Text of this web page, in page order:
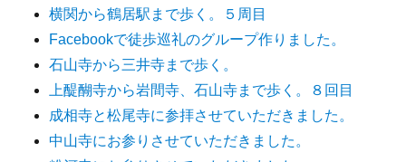
横関から鶴居駅まで歩く。５周目
Facebookで徒歩巡礼のグループ作りました。
石山寺から三井寺まで歩く。
上醍醐寺から岩間寺、石山寺まで歩く。８回目
成相寺と松尾寺に参拝させていただきました。
中山寺にお参りさせていただきました。